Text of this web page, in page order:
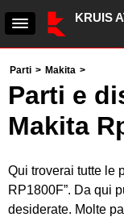
KRUIS
Parti > Makita >
Parti e
Makita
Qui troverai tutte le
RP1800F”. Da qui
desiderate. Molte